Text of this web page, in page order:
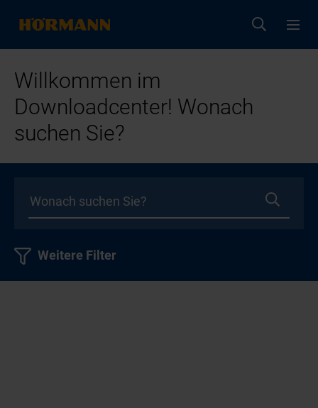
Willkommen im
Downloadcenter! Wonach
suchen Sie?
Weitere Filter